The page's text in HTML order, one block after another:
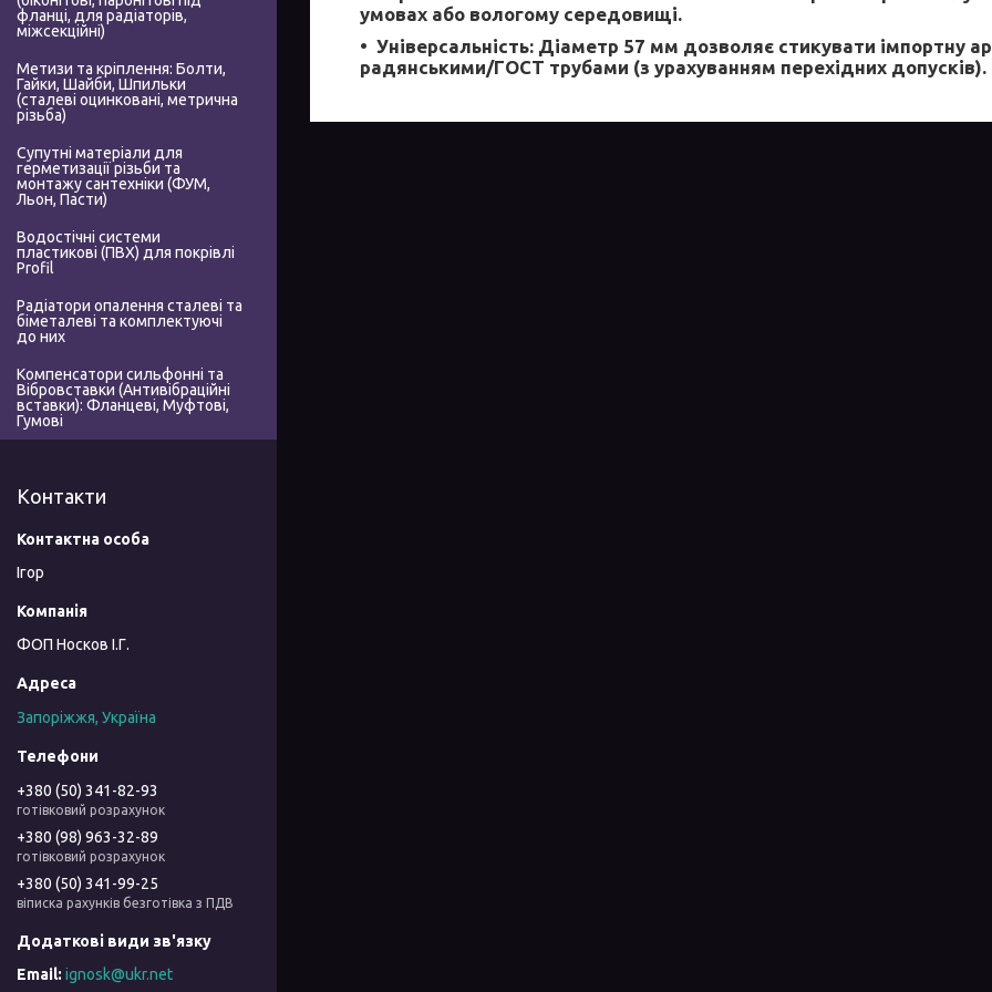
умовах або вологому середовищі.
Універсальність: Діаметр 57 мм дозволяє стикувати імпортну
радянськими/ГОСТ трубами (з урахуванням перехідних допусків).
фланці, для радіаторів,
міжсекційні)
Метизи та кріплення: Болти,
Гайки, Шайби, Шпильки
(сталеві оцинковані, метрична
різьба)
Супутні матеріали для
герметизації різьби та
монтажу сантехніки (ФУМ,
Льон, Пасти)
Водостічні системи
пластикові (ПВХ) для покрівлі
Profil
Радіатори опалення сталеві та
біметалеві та комплектуючі
до них
Компенсатори сильфонні та
Вібровставки (Антивібраційні
вставки): Фланцеві, Муфтові,
Гумові
Контакти
Ігор
ФОП Носков І.Г.
Запоріжжя, Україна
+380 (50) 341-82-93
готівковий розрахунок
+380 (98) 963-32-89
готівковий розрахунок
+380 (50) 341-99-25
віписка рахунків безготівка з ПДВ
ignosk@ukr.net